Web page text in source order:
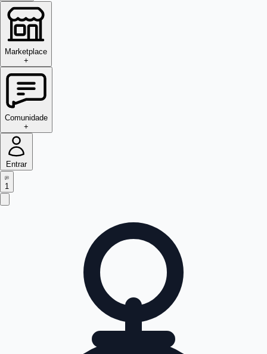
Marketplace
+
Comunidade
+
Entrar
1